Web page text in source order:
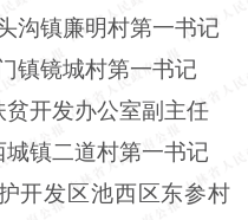
沟镇廉明村第一书记
镇镜城村第一书记
贫开发办公室副主任
城镇二道村第一书记
开发区池西区东参村